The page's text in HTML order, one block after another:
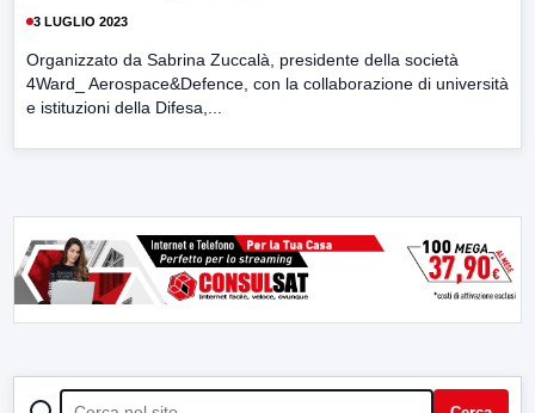
3 LUGLIO 2023
Organizzato da Sabrina Zuccalà, presidente della società
4Ward_ Aerospace&Defence, con la collaborazione di università
e istituzioni della Difesa,...
CERCA